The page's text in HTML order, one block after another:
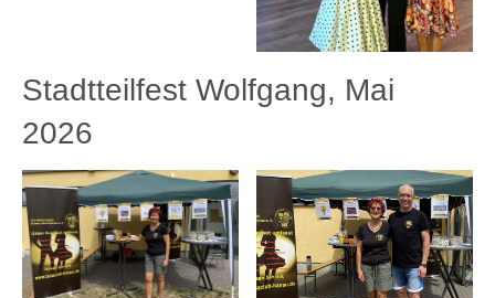
Stadtteilfest Wolfgang, Mai
2026